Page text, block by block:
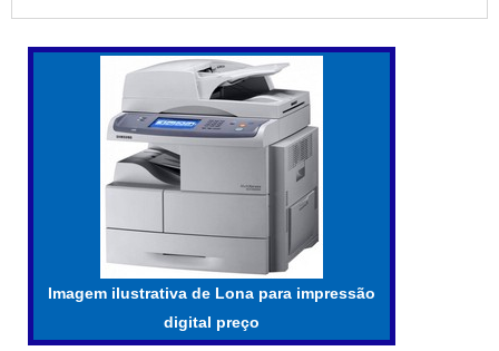
alguém busca por impressoras com tinta
sublimática ou pigmentada em uma empresa
segura, descobre a EPcenter. É possível
encontrar impressoras têxteis e impressoras
Imagem ilustrativa de Lona para impressão
digital preço